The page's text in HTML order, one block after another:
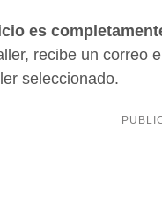
es
recibe un correo
seleccionado.